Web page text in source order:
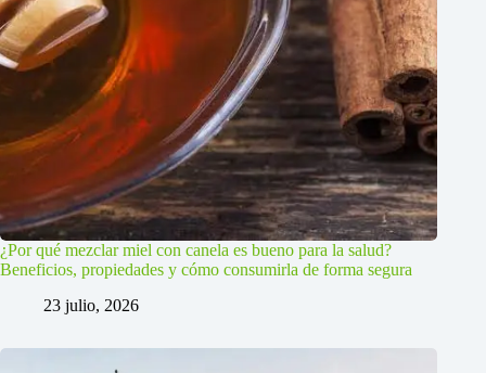
¿Por qué mezclar miel con canela es bueno para la salud?
Beneficios, propiedades y cómo consumirla de forma segura
23 julio, 2026